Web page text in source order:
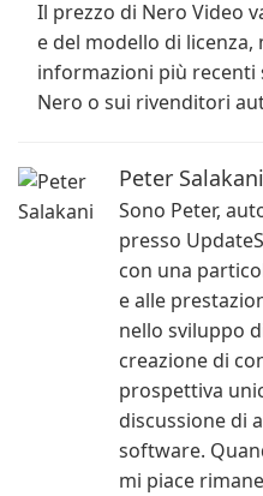
Il prezzo di Nero Video
e del modello di
informazioni più recenti
Nero o sui rivenditori
Peter Salakani
Sono Peter,
presso
con una
e alle
nello sviluppo
creazione di
prospettiva
discussione di
software.
mi piace